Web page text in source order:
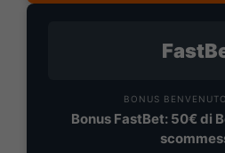
BONUS
Bonus FastBet: 50€ di